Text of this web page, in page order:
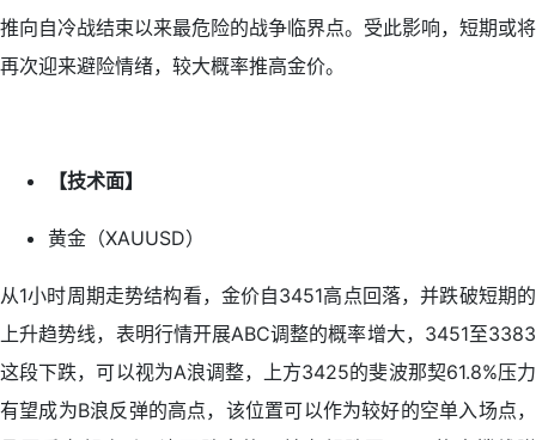
推向自冷战结束以来最危险的战争临界点。受此影响，短期或将
再次迎来避险情绪，较大概率推高金价。
【技术面】
黄金（XAUUSD）
从1小时周期走势结构看，金价自3451高点回落，并跌破短期的
上升趋势线，表明行情开展ABC调整的概率增大，3451至3383
这段下跌，可以视为A浪调整，上方3425的斐波那契61.8%压力
有望成为B浪反弹的高点，该位置可以作为较好的空单入场点，